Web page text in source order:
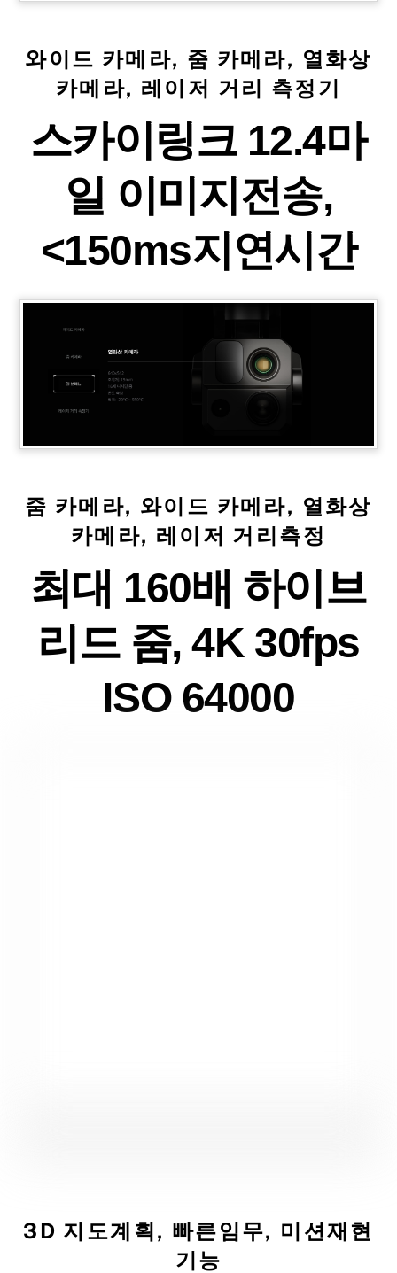
와이드 카메라, 줌 카메라, 열화상
카메라, 레이저 거리 측정기
스카이링크 12.4마
일 이미지전송,
<150ms지연시간
줌 카메라, 와이드 카메라, 열화상
카메라, 레이저 거리측정
최대 160배 하이브
리드 줌, 4K 30fps
ISO 64000
3D 지도계획, 빠른임무, 미션재현
기능